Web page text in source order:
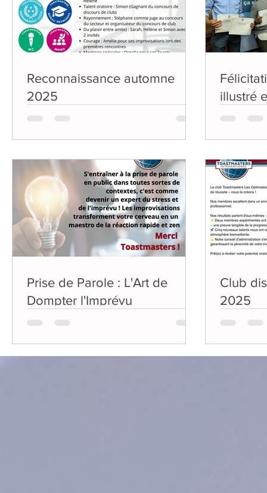
Reconnaissance automne
2025
illustré
Prise de Parole : L'Art de
Dompter l'Imprévu
Club
2025